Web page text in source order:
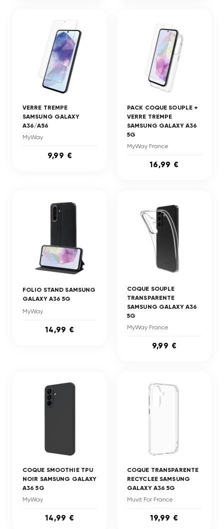
VERRE TREMPE
SAMSUNG GALAXY
A36/A56
MyWay
9,99 €
PACK COQUE SOUPLE +
VERRE TREMPE
SAMSUNG GALAXY A36
5G
MyWay France
16,99 €
FOLIO STAND SAMSUNG
GALAXY A36 5G
MyWay
14,99 €
COQUE SOUPLE
TRANSPARENTE
SAMSUNG GALAXY A36
5G
MyWay France
9,99 €
COQUE SMOOTHIE TPU
NOIR SAMSUNG GALAXY
A36 5G
MyWay
14,99 €
COQUE TRANSPARENTE
RECYCLEE SAMSUNG
GALAXY A36 5G
Muvit For France
19,99 €